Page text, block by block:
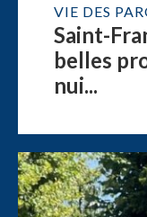
VIE DES
Saint-
belles
nui...